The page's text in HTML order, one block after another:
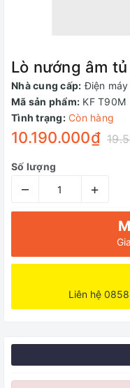
Lò nướng âm
Nhà cung cấp: Điện máy
Mã sản phẩm: KF T90M
Tình trạng: Còn hàng
10.190.000₫
Số lượng
– +
Liên hệ